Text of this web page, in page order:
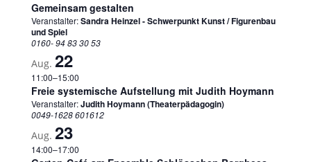
Gemeinsam gestalten
Veranstalter:Sandra Heinzel - Schwerpunkt Kunst / Figurenbau
und Spiel
0160- 94 83 30 53
Aug. 22
11:00–15:00
Freie systemische Aufstellung mit Judith Hoymann
Veranstalter:Judith Hoymann (Theaterpädagogin)
0049-1628 601612
Aug. 23
14:00–17:00